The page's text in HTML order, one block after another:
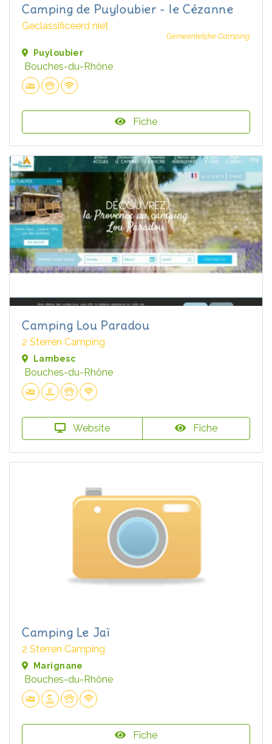
Camping de Puyloubier - le Cézanne
Geclassificeerd niet
Gemeentelijke Camping
Puyloubier
Bouches-du-Rhône
Fiche
Camping Lou Paradou
2 Sterren Camping
Lambesc
Bouches-du-Rhône
Website Fiche
Camping Le Jaï
2 Sterren Camping
Marignane
Bouches-du-Rhône
Fiche